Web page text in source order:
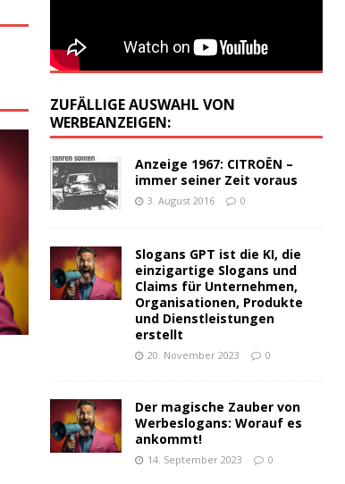
ZUFÄLLIGE AUSWAHL VON
WERBEANZEIGEN:
Anzeige 1967: CITROËN –
immer seiner Zeit voraus
3. August 2016 0
Slogans GPT ist die KI, die
einzigartige Slogans und
Claims für Unternehmen,
Organisationen, Produkte
und Dienstleistungen
erstellt
20. November 2023 0
Der magische Zauber von
Werbeslogans: Worauf es
ankommt!
14. September 2023 0